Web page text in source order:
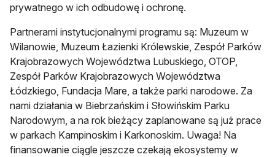
prywatnego w ich odbudowę i ochronę.
Partnerami instytucjonalnymi programu są: Muzeum w
Wilanowie, Muzeum Łazienki Królewskie, Zespół Parków
Krajobrazowych Województwa Lubuskiego, OTOP,
Zespół Parków Krajobrazowych Województwa
Łódzkiego, Fundacja Mare, a także parki narodowe. Za
nami działania w Biebrzańskim i Słowińskim Parku
Narodowym, a na rok bieżący zaplanowane są już prace
w parkach Kampinoskim i Karkonoskim. Uwaga! Na
finansowanie ciągle jeszcze czekają ekosystemy w